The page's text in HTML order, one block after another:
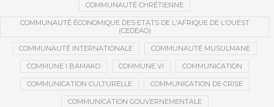
COMMUNAUTÉ CHRÉTIENNE
COMMUNAUTÉ ÉCONOMIQUE DES ETATS DE L'AFRIQUE DE L'OUEST
(CEDEAO)
COMMUNAUTÉ INTERNATIONALE COMMUNAUTÉ MUSULMANE
COMMUNE I BAMAKO COMMUNE VI COMMUNICATION
COMMUNICATION CULTURELLE COMMUNICATION DE CRISE
COMMUNICATION GOUVERNEMENTALE